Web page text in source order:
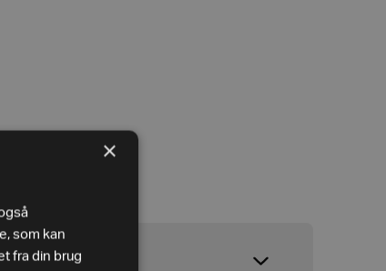
×
som kan
fra din brug